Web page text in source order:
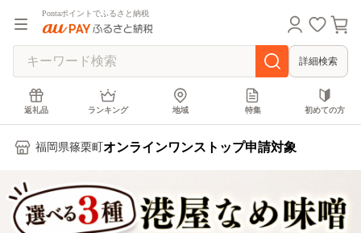
Pontaポイントでふるさと納税
詳細検索
返礼品 ランキング 地域 特集 初めての方
福岡県篠栗町 オンラインワンストップ申請対象